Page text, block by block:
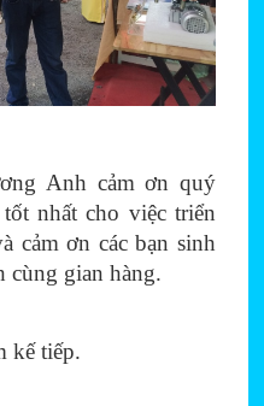
Anh cảm ơn quý
nhất cho việc triển
cảm ơn các bạn sinh
cùng gian hàng.
kế tiếp.